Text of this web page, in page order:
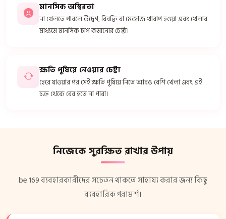
মানসিক অস্থিরতা
না খেলতে পারলে উদ্বেগ, বিরক্তি বা মেজাজ খারাপ হওয়া এবং খেলার
মাধ্যমে মানসিক চাপ কমানোর চেষ্টা।
ক্ষতি পুষিয়ে নেওয়ার চেষ্টা
হেরে যাওয়ার পর সেই ক্ষতি পুষিয়ে নিতে আরও বেশি খেলা এবং এই
চক্র থেকে বের হতে না পারা।
নিজেকে সুরক্ষিত রাখার উপায়
be 169 ব্যবহারকারীদের সচেতন থাকতে সাহায্য করার জন্য কিছু
ব্যবহারিক পরামর্শ।